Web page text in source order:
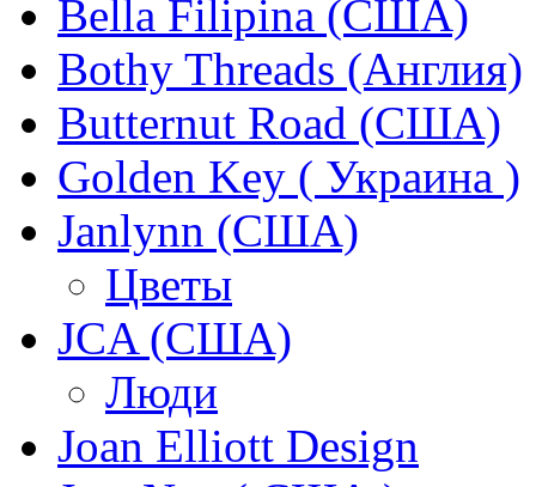
Bella Filipina (США)
Bothy Threads (Англия)
Butternut Road (США)
Golden Key ( Украина )
Janlynn (США)
Цветы
JCA (США)
Люди
Joan Elliott Design